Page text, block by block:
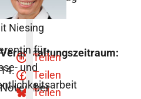
Veranstaltungszeitraum:
14.
November
Teilen
Teilen
Teilen
Niesing
für
und